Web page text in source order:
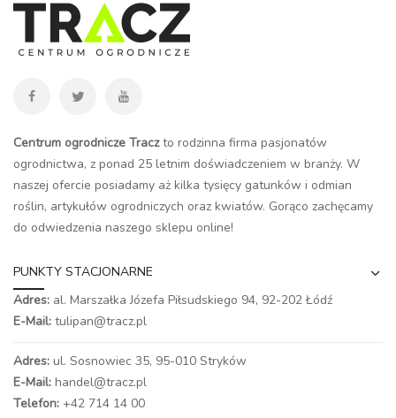
Centrum ogrodnicze Traczto rodzinna firma pasjonatów
ogrodnictwa, z ponad 25 letnim doświadczeniem w branży. W
naszej ofercie posiadamy aż kilka tysięcy gatunków i odmian
roślin, artykułów ogrodniczych oraz kwiatów. Gorąco zachęcamy
do odwiedzenia naszego sklepu online!
PUNKTY STACJONARNE
Adres: al. Marszałka Józefa Piłsudskiego 94, 92-202 Łódź
E-Mail: tulipan@tracz.pl
Adres: ul. Sosnowiec 35, 95-010 Stryków
E-Mail: handel@tracz.pl
Telefon: +42 714 14 00